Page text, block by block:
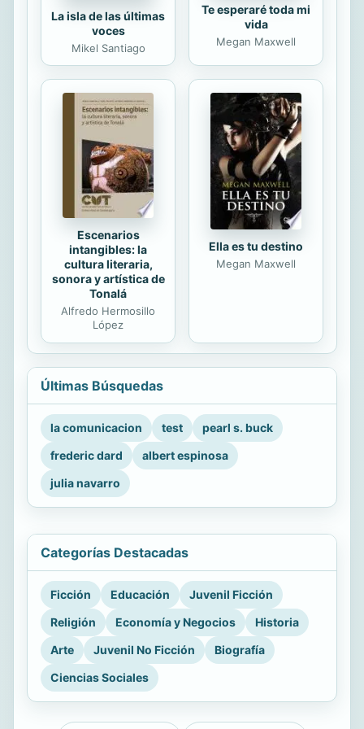
La isla de las últimas
voces
Mikel Santiago
Te esperaré toda mi
vida
Megan Maxwell
Escenarios
intangibles: la
cultura literaria,
sonora y artística de
Tonalá
Alfredo Hermosillo
López
Ella es tu destino
Megan Maxwell
Últimas Búsquedas
la comunicacion test
pearl s. buck
frederic dard
albert espinosa
julia navarro
Categorías Destacadas
Ficción Educación
Juvenil Ficción
Religión
Economía y Negocios
Historia
Arte
Juvenil No Ficción
Biografía
Ciencias Sociales